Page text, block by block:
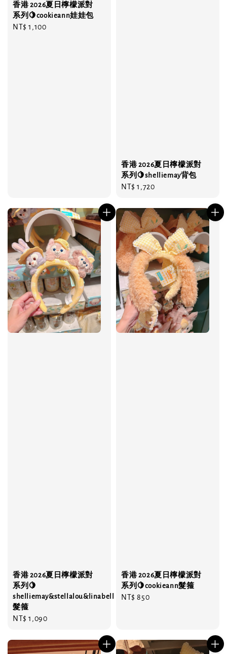
香港 2026夏日檸檬派對
系列🍋cookieann娃娃包
Regular
NT$ 1,100
香港 2026夏日檸檬派對
系列🍋shelliemay背包
Regular
NT$ 1,720
香港 2026夏日檸檬派對
系列🍋
shelliemay&stellalou&linabell
髮箍
Regular
NT$ 1,090
香港 2026夏日檸檬派對
系列🍋cookieann髮箍
Regular
NT$ 850